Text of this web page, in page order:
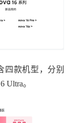
款机型，分别
Ultra。